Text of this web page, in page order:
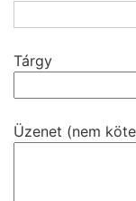
Tárgy
Üzenet (nem